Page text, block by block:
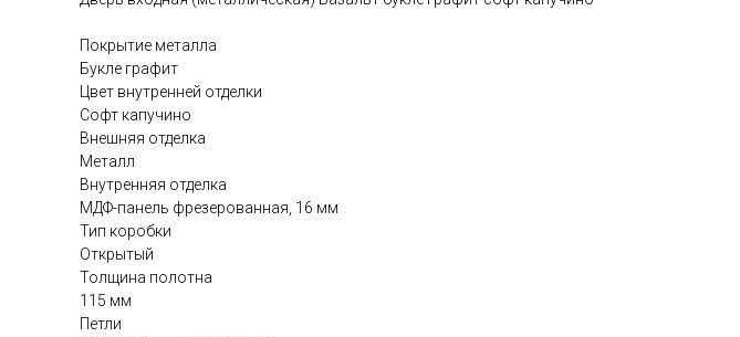
Покрытие металла
Букле графит
Цвет внутренней отделки
Софт капучино
Внешняя отделка
Металл
Внутренняя отделка
МДФ-панель фрезерованная, 16 мм
Тип коробки
Открытый
Толщина полотна
115 мм
Петли